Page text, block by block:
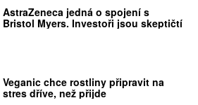
AstraZeneca jedná o spojení s
Bristol Myers. Investoři jsou skeptičtí
Veganic chce rostliny připravit na
stres dříve, než přijde